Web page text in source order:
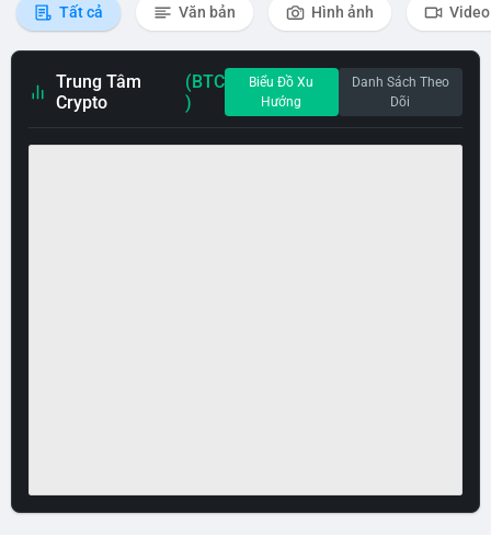
Tất cả Văn bản Hình ảnh Video
Trung Tâm
Crypto
(BTC
)
Biểu Đồ Xu
Hướng
Danh Sách Theo
Dõi